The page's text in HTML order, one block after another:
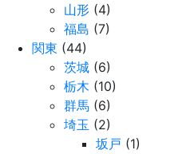
山形 (4)
福島 (7)
関東 (44)
茨城 (6)
栃木 (10)
群馬 (6)
埼玉 (2)
坂戸 (1)